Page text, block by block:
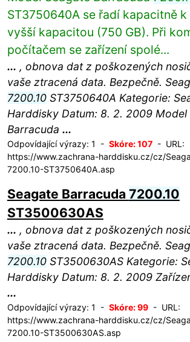
ST3750640A se řadí kapacitně
vyšší kapacitou (750 GB). Při
počítačem se zařízení spolé...
... , obnova dat z poškozených
vaše ztracená data. Bezpečně.
7200.10ST3750640A Kategorie:
Harddisky Datum: 8. 2. 2009 Model
Barracuda ...
Odpovídající výrazy: 1 - Skóre: 107- URL:
https://www.zachrana-harddisku.cz/cz/
7200.10-ST3750640A.asp
Seagate Barracuda 7200.10
ST3500630AS
... , obnova dat z poškozených
vaše ztracená data. Bezpečně.
7200.10ST3500630AS Kategorie:
Harddisky Datum: 8. 2. 2009
...
Odpovídající výrazy: 1 - Skóre: 99- URL:
https://www.zachrana-harddisku.cz/cz/
7200.10-ST3500630AS.asp